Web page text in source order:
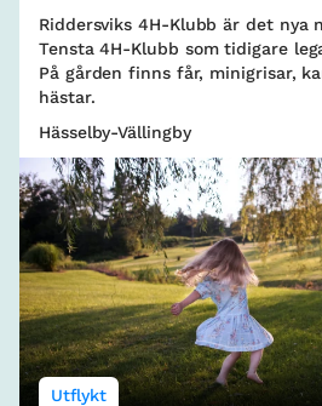
Riddersviks 4H-Klubb är det nya
Tensta 4H-Klubb som tidigare
På gården finns får, minigrisar,
hästar.
Hässelby-Vällingby
Utflykt